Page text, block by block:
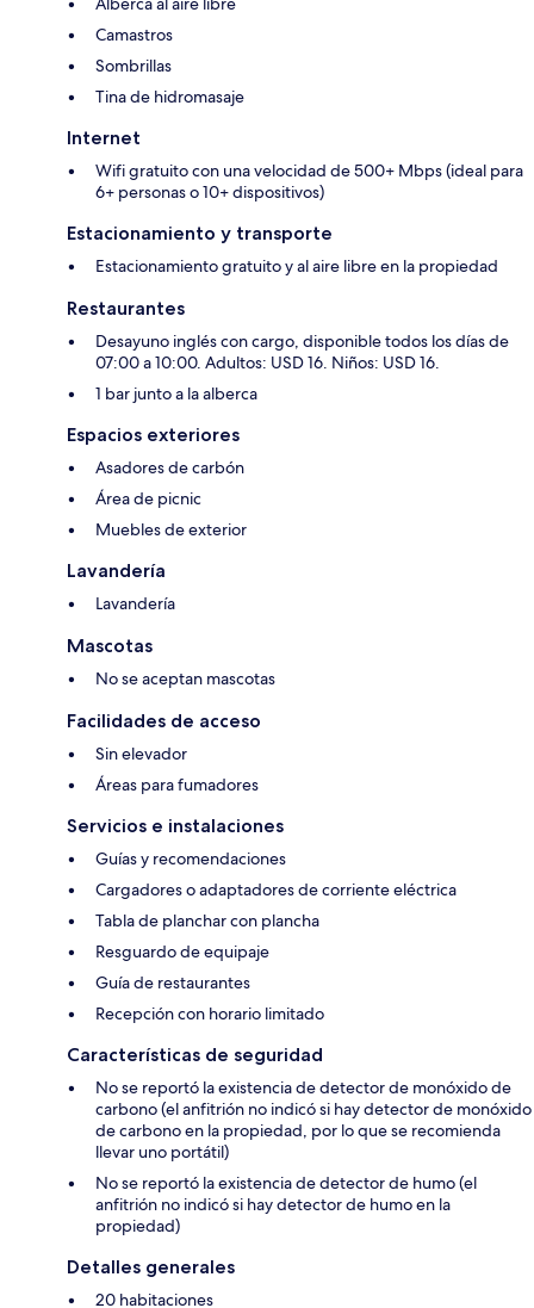
Camastros
Sombrillas
Tina de hidromasaje
Internet
Wifi gratuito con una velocidad de 500+ Mbps (ideal para
6+ personas o 10+ dispositivos)
Estacionamiento y transporte
Estacionamiento gratuito y al aire libre en la propiedad
Restaurantes
Desayuno inglés con cargo, disponible todos los días de
07:00 a 10:00. Adultos: USD 16. Niños: USD 16.
1 bar junto a la alberca
Espacios exteriores
Asadores de carbón
Área de picnic
Muebles de exterior
Lavandería
Lavandería
Mascotas
No se aceptan mascotas
Facilidades de acceso
Sin elevador
Áreas para fumadores
Servicios e instalaciones
Guías y recomendaciones
Cargadores o adaptadores de corriente eléctrica
Tabla de planchar con plancha
Resguardo de equipaje
Guía de restaurantes
Recepción con horario limitado
Características de seguridad
No se reportó la existencia de detector de monóxido de
carbono (el anfitrión no indicó si hay detector de monóxido
de carbono en la propiedad, por lo que se recomienda
llevar uno portátil)
No se reportó la existencia de detector de humo (el
anfitrión no indicó si hay detector de humo en la
propiedad)
Detalles generales
20 habitaciones